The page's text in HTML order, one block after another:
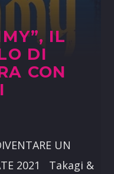
IL
DI
CON
UN
2021 Takagi &